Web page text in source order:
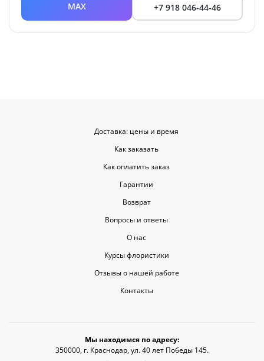
MAX +7 918 046-44-46
Доставка: цены и время
Как заказать
Как оплатить заказ
Гарантии
Возврат
Вопросы и ответы
О нас
Курсы флористики
Отзывы о нашей работе
Контакты
Мы находимся по адресу:
350000, г. Краснодар, ул. 40 лет Победы 145.